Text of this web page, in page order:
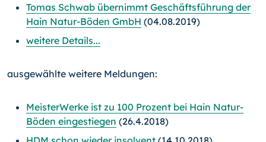
Tomas Schwab übernimmt Geschäftsführung der
Hain Natur-Böden GmbH (04.08.2019)
weitere Details...
ausgewählte weitere Meldungen:
MeisterWerke ist zu 100 Prozent bei Hain Natur-
Böden eingestiegen (26.4.2018)